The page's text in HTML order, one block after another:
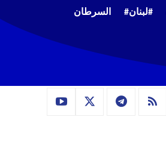
#لبنان# السرطان